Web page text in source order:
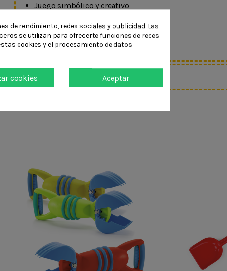
Juego simbólico y creativo
Juego sensorial
Movimiento y juego activo al aire libre
DETALLES DEL PRODUCTO
de rendimiento, redes sociales y publicidad. Las
se utilizan para ofrecerte funciones de redes
cookies y el procesamiento de datos
Aceptar
cookies